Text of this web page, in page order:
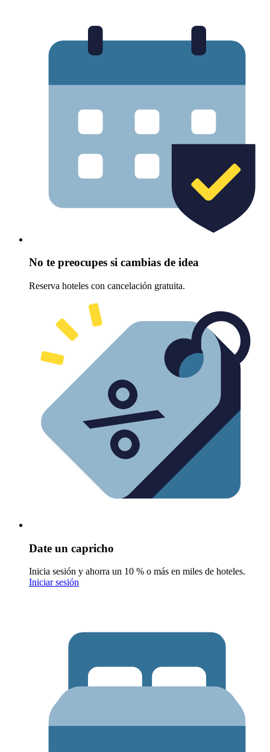
No te preocupes si cambias de idea
Reserva hoteles con cancelación gratuita.
Date un capricho
Inicia sesión y ahorra un 10 % o más en miles de hoteles.
Iniciar sesión